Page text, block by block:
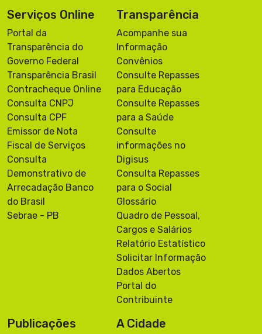
Serviços Online
Portal da
Transparência do
Governo Federal
Transparência Brasil
Contracheque Online
Consulta CNPJ
Consulta CPF
Emissor de Nota
Fiscal de Serviços
Consulta
Demonstrativo de
Arrecadação Banco
do Brasil
Sebrae - PB
Transparência
Acompanhe sua
Informação
Convênios
Consulte Repasses
para Educação
Consulte Repasses
para a Saúde
Consulte
informações no
Digisus
Consulta Repasses
para o Social
Glossário
Quadro de Pessoal,
Cargos e Salários
Relatório Estatístico
Solicitar Informação
Dados Abertos
Portal do
Contribuinte
Publicações A Cidade